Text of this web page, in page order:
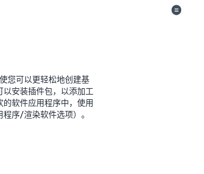
您可以更轻松地创建基
安装插件包，以添加工
软件应用程序中，使用
序/渲染软件选项）。